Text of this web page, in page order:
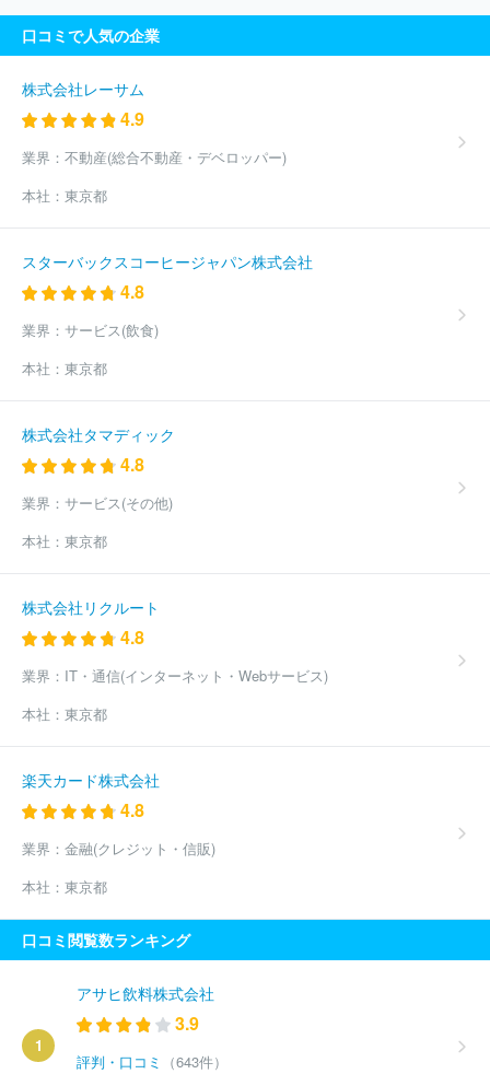
口コミで人気の企業
株式会社レーサム
4.9
業界： 不動産(総合不動産・デベロッパー)
本社： 東京都
スターバックスコーヒージャパン株式会社
4.8
業界： サービス(飲食)
本社： 東京都
株式会社タマディック
4.8
業界： サービス(その他)
本社： 東京都
株式会社リクルート
4.8
業界： IT・通信(インターネット・Webサービス)
本社： 東京都
楽天カード株式会社
4.8
業界： 金融(クレジット・信販)
本社： 東京都
口コミ閲覧数ランキング
1
アサヒ飲料株式会社
3.9
評判・口コミ
（643件）